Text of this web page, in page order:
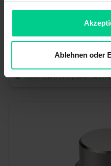
sein, können Sie die
Ablehnen oder
Actionneur pour capteurs de
série 153
Disponible (1 pcs.), délai de